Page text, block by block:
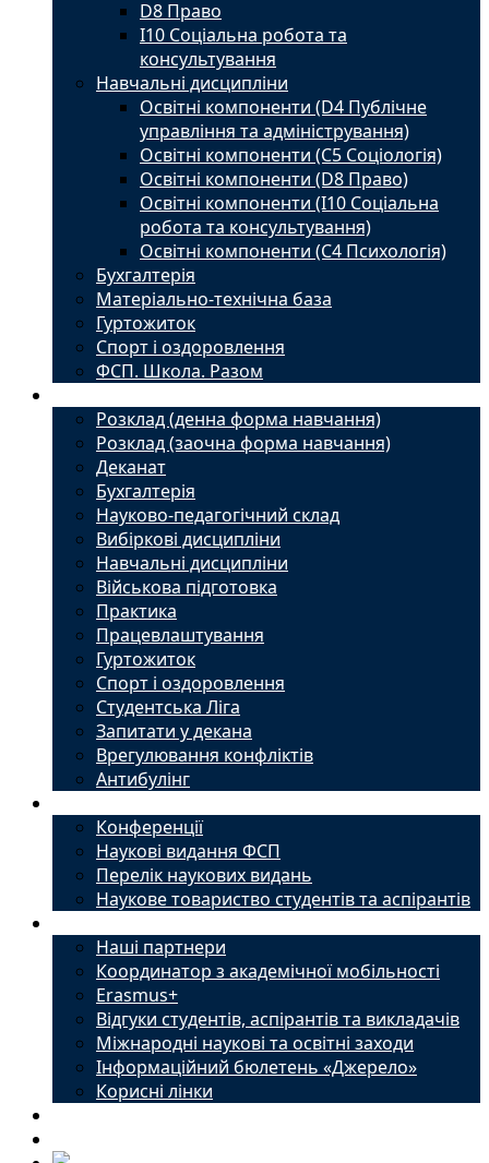
D8 Право
I10 Соціальна робота та
консультування
Навчальні дисципліни
Освітні компоненти (D4 Публічне
управління та адміністрування)
Освітні компоненти (С5 Соціологія)
Освітні компоненти (D8 Право)
Освітні компоненти (I10 Соціальна
робота та консультування)
Освітні компоненти (С4 Психологія)
Бухгалтерія
Матеріально-технічна база
Гуртожиток
Спорт і оздоровлення
ФСП. Школа. Разом
Розклад (денна форма навчання)
Розклад (заочна форма навчання)
Деканат
Бухгалтерія
Науково-педагогічний склад
Вибіркові дисципліни
Навчальні дисципліни
Військова підготовка
Практика
Працевлаштування
Гуртожиток
Спорт і оздоровлення
Студентська Ліга
Запитати у декана
Врегулювання конфліктів
Антибулінг
Конференції
Наукові видання ФСП
Перелік наукових видань
Наукове товариство студентів та аспірантів
Наші партнери
Координатор з академічної мобільності
Erasmus+
Відгуки студентів, аспірантів та викладачів
Міжнародні наукові та освітні заходи
Інформаційний бюлетень «Джерело»
Корисні лінки